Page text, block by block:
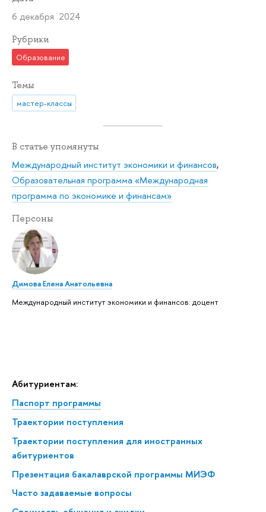
Абитуриентам:
Паспорт программы
Траектории поступления
Траектории поступления для иностранных
абитуриентов
Презентация бакалаврской программы МИЭФ
Часто задаваемые вопросы
6 декабря 2024
Рубрики
Образование
Темы
мастер-классы
В статье упомянуты
Международный институт экономики и финансов,
Образовательная программа «Международная
программа по экономике и финансам»
Персоны
Димова Елена Анатольевна
Международный институт экономики и финансов: доцент